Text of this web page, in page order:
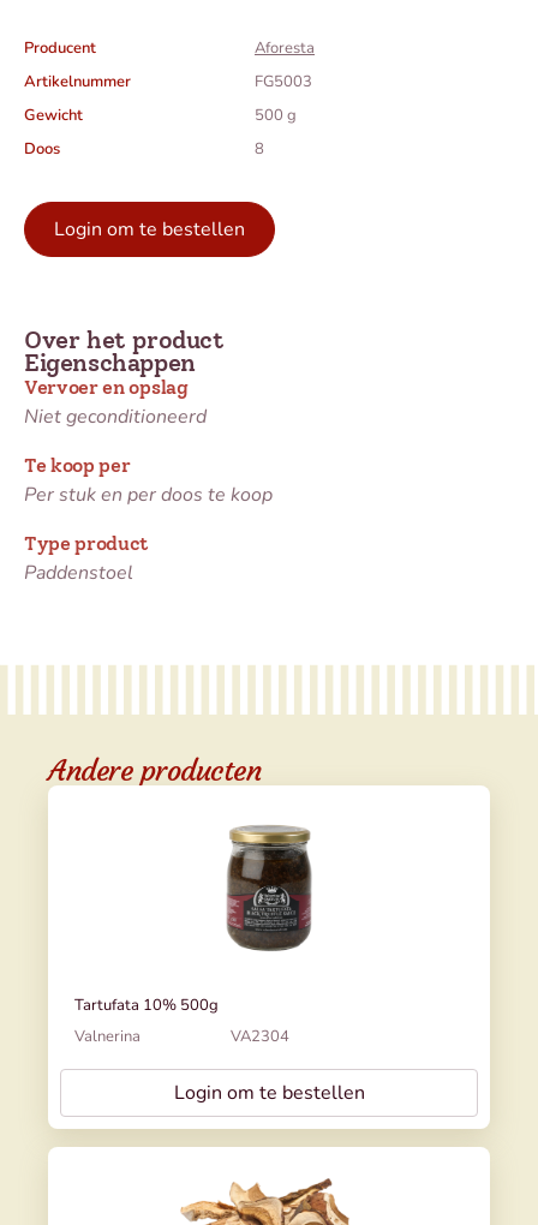
Producent
Aforesta
Artikelnummer
FG5003
Gewicht
500 g
Doos
8
Login om te bestellen
Eigenschappen
Vervoer en opslag
Niet geconditioneerd
Te koop per
Per stuk en per doos te koop
Type product
Paddenstoel
Over het product
Andere producten
Tartufata 10% 500g
Valnerina
VA2304
Login om te bestellen